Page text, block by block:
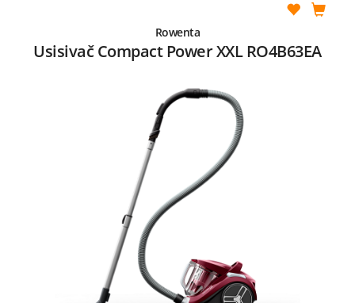
Rowenta
Usisivač Compact Power XXL RO4B63EA